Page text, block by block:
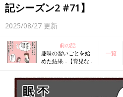
記シーズン2 #71】
2025/08/27 更新
前の話
趣味の習いごとを始
めた結果…【育児な
ズン2 #70】
一覧